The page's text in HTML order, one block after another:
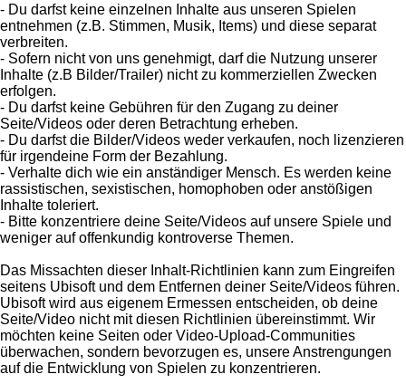
- Du darfst keine einzelnen Inhalte aus unseren Spielen
entnehmen (z.B. Stimmen, Musik, Items) und diese separat
verbreiten.
- Sofern nicht von uns genehmigt, darf die Nutzung unserer
Inhalte (z.B Bilder/Trailer) nicht zu kommerziellen Zwecken
erfolgen.
- Du darfst keine Gebühren für den Zugang zu deiner
Seite/Videos oder deren Betrachtung erheben.
- Du darfst die Bilder/Videos weder verkaufen, noch lizenzieren
für irgendeine Form der Bezahlung.
- Verhalte dich wie ein anständiger Mensch. Es werden keine
rassistischen, sexistischen, homophoben oder anstößigen
Inhalte toleriert.
- Bitte konzentriere deine Seite/Videos auf unsere Spiele und
weniger auf offenkundig kontroverse Themen.
Das Missachten dieser Inhalt-Richtlinien kann zum Eingreifen
seitens Ubisoft und dem Entfernen deiner Seite/Videos führen.
Ubisoft wird aus eigenem Ermessen entscheiden, ob deine
Seite/Video nicht mit diesen Richtlinien übereinstimmt. Wir
möchten keine Seiten oder Video-Upload-Communities
überwachen, sondern bevorzugen es, unsere Anstrengungen
auf die Entwicklung von Spielen zu konzentrieren.